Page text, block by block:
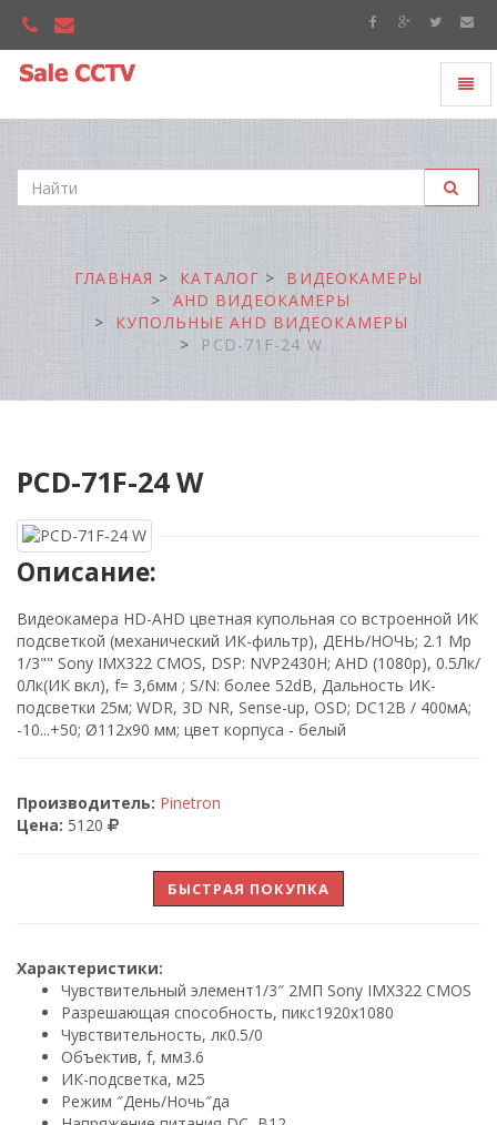
CCTV"
ГЛАВНАЯ КАТАЛОГ
ВИДЕОКАМЕРЫ
AHD ВИДЕОКАМЕРЫ
КУПОЛЬНЫЕ AHD ВИДЕОКАМЕРЫ
PCD-71F-24 W
PCD-71F-24 W
Описание:
Видеокамера HD-AHD цветная купольная со встроенной ИК
подсветкой (механический ИК-фильтр), ДЕНЬ/НОЧЬ; 2.1 Mp
1/3"" Sony IMX322 CMOS, DSP: NVP2430H; AHD (1080p), 0.5Лк/
0Лк(ИК вкл), f= 3,6мм ; S/N: более 52dB, Дальность ИК-
подсветки 25м; WDR, 3D NR, Sense-up, OSD; DC12В / 400мА;
-10...+50; Ø112x90 мм; цвет корпуса - белый
Производитель: Pinetron
Цена: 5120
БЫСТРАЯ ПОКУПКА
Характеристики:
Чувствительный элемент1/3″ 2МП Sony IMX322 CMOS
Разрешающая способность, пикс1920х1080
Чувствительность, лк0.5/0
Объектив, f, мм3.6
ИК-подсветка, м25
Режим ″День/Ночь″да